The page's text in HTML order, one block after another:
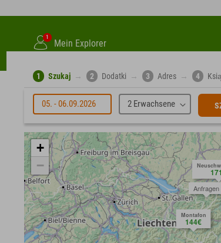
1
Mein Explorer
1 Szukaj → 2 Dodatki → 3 Adres → 4
05. - 06.09.2026 2 Erwachsene
Montafon
144€
Anfragen
+
−